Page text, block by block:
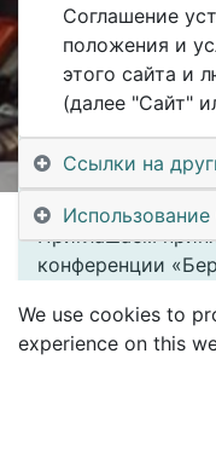
Registrations are
closed
Уважаемые
Приглашаем
конференции
оборудования».
марта на
технических
Соглашение
положения и
этого сайта и
(далее "Сайт"
Ссылки на
We use cookies to
experience on this